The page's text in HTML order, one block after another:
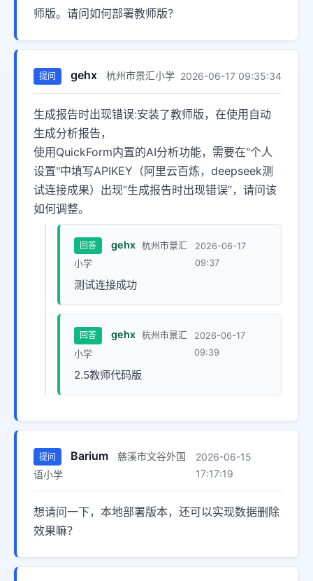
师版。请问如何部署教师版？
提问 gehx 杭州市景汇小学 2026-06-17 09:35:34
生成报告时出现错误:安装了教师版，在使用自动
生成分析报告，
使用QuickForm内置的AI分析功能，需要在"个人
设置"中填写APIKEY（阿里云百炼，deepseek测
试连接成果）出现“生成报告时出现错误”，请问该
如何调整。
回答 gehx 杭州市景汇
小学
2026-06-17
09:37
测试连接成功
回答 gehx 杭州市景汇
小学
2026-06-17
09:39
2.5教师代码版
提问 Barium
慈溪市文谷外国
语小学
2026-06-15
17:17:19
想请问一下，本地部署版本，还可以实现数据删除
效果嘛？